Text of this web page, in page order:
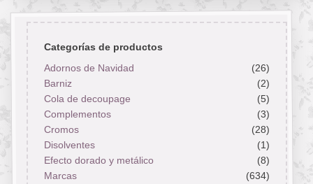
Categorías de productos
Adornos de Navidad
(26)
Barniz
(2)
Cola de decoupage
(5)
Complementos
(3)
Cromos
(28)
Disolventes
(1)
Efecto dorado y metálico
(8)
Marcas
(634)